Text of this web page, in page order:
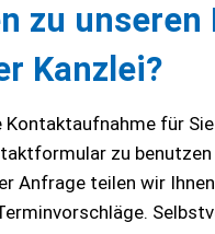
zu
Kanzlei?
Kontaktaufnahme für
zu
Anfrage teilen wir